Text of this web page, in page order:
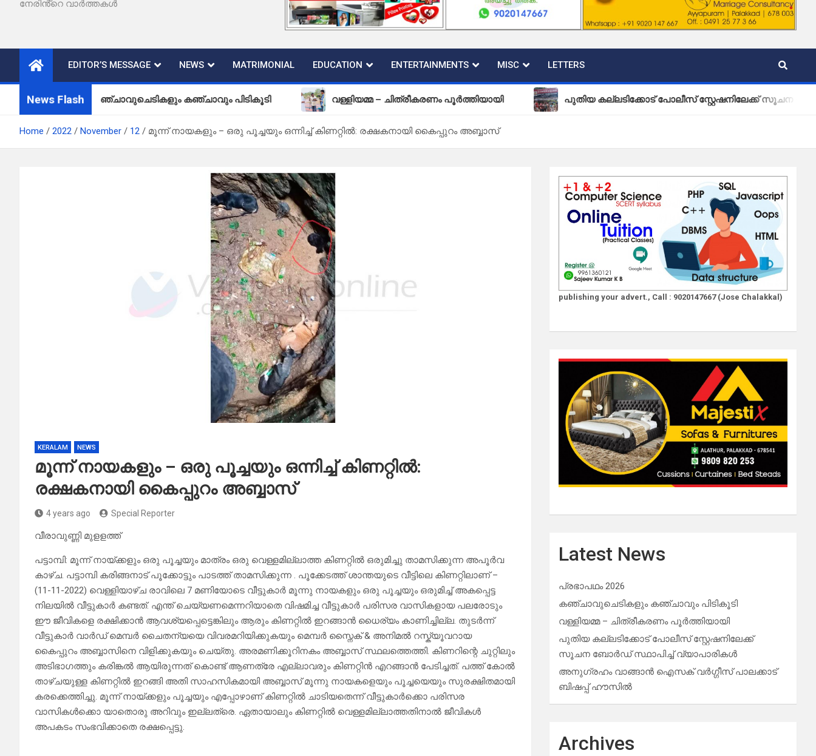
നേരിൻ്റെ വാർത്തകൾ
EDITOR’S MESSAGE NEWS MATRIMONIAL EDUCATION ENTERTAINMENTS MISC LETTERS
News Flash
കഞ്ചാവുചെടികളും കഞ്ചാവും പിടികൂടി വള്ളിയമ്മ – ചിത്രീകരണം പൂർത്തിയായി പുതിയ കല്ലടിക്കോട് പോലീസ് സ്റ്റേഷനിലേക്ക് സൂചന ബോർഡ്
Home 2022 November 12 മൂന്ന് നായകളും – ഒരു പൂച്ചയും ഒന്നിച്ച് കിണറ്റിൽ: രക്ഷകനായി കൈപ്പുറം അബ്ബാസ്
KERALAM NEWS
മൂന്ന് നായകളും – ഒരു പൂച്ചയും ഒന്നിച്ച് കിണറ്റിൽ:
രക്ഷകനായി കൈപ്പുറം അബ്ബാസ്
4 years ago Special Reporter
വീരാവുണ്ണി മുളളത്ത്
പട്ടാമ്പി: മൂന്ന് നായ്ക്കളും ഒരു പൂച്ചയും മാത്രം ഒരു വെള്ളമില്ലാത്ത കിണറ്റിൽ ഒരുമിച്ചു താമസിക്കുന്ന അപൂർവ
കാഴ്ച. പട്ടാമ്പി കരിങ്ങനാട് പൂക്കോട്ടും പാടത്ത് താമസിക്കുന്ന . പൂക്കേടത്ത് ശാന്തയുടെ വീട്ടിലെ കിണറ്റിലാണ് –
(11-11-2022) വെള്ളിയാഴ്ച രാവിലെ 7 മണിയോടെ വീട്ടുകാർ മൂന്നു നായകളും ഒരു പൂച്ചയും ഒരുമിച്ച് അകപ്പെട്ട
നിലയിൽ വീട്ടുകാർ കണ്ടത്. എന്ത് ചെയ്യണമെന്നറിയാതെ വിഷമിച്ച വീട്ടുകാർ പരിസര വാസികളായ പലരോടും
ഈ ജീവികളെ രക്ഷിക്കാൻ ആവശ്യപ്പെട്ടെങ്കിലും ആരും കിണറ്റിൽ ഇറങ്ങാൻ ധൈര്യം കാണിച്ചില്ല. തുടർന്ന്
വീട്ടുകാർ വാർഡ് മെമ്പർ ചൈതന്യയെ വിവരമറിയിക്കുകയും മെമ്പർ സ്നൈക് & അനിമൽ റസ്ക്യൂവറായ
കൈപ്പുറം അബ്ബാസിനെ വിളിക്കുകയും ചെയ്തു. അരമണിക്കൂറിനകം അബ്ബാസ് സ്ഥലത്തെത്തി. കിണറിന്റെ ചുറ്റിലും
അടിഭാഗത്തും കരിങ്കൽ ആയിരുന്നത് കൊണ്ട് ആണത്രേ എല്ലാവരും കിണറ്റിൻ എറങ്ങാൻ പേടിച്ചത്. പത്ത് കോൽ
താഴ്ചയുള്ള കിണറ്റിൽ ഇറങ്ങി അതി സാഹസികമായി അബ്ബാസ് മൂന്നു നായകളെയും പൂച്ചയെയും സുരക്ഷിതമായി
കരക്കെത്തിച്ചു. മൂന്ന് നായ്ക്കളും പൂച്ചയും എപ്പോഴാണ് കിണറ്റിൽ ചാടിയതെന്ന് വീട്ടുകാർക്കൊ പരിസര
വാസികൾക്കൊ യാതൊരു അറിവും ഇല്ലത്രെ. ഏതായാലും കിണറ്റിൽ വെള്ളമില്ലാത്തതിനാൽ ജീവികൾ
അപകടം സംഭവിക്കാതെ രക്ഷപ്പെട്ടു.
publishing your advert., Call : 9020147667 (Jose Chalakkal)
Latest News
പ്രഭാപഥം 2026
കഞ്ചാവുചെടികളും കഞ്ചാവും പിടികൂടി
വള്ളിയമ്മ – ചിത്രീകരണം പൂർത്തിയായി
പുതിയ കല്ലടിക്കോട് പോലീസ് സ്റ്റേഷനിലേക്ക്
സൂചന ബോർഡ് സ്ഥാപിച്ച് വ്യാപാരികൾ
അനുഗ്രഹം വാങ്ങാൻ ഐസക് വര്‍ഗ്ഗീസ് പാലക്കാട്
ബിഷപ്പ് ഹൗസില്‍
Archives